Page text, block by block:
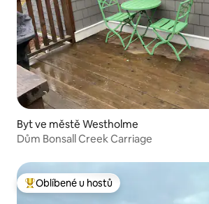
Byt ve městě Westholme
Dům Bonsall Creek Carriage
Nejlepší v kategorii Oblíbené u hostů
Oblíbené u hostů